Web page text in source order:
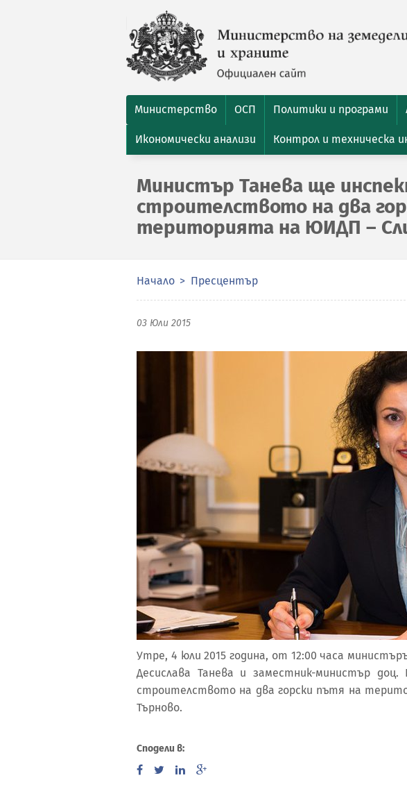
Министерство ОСП Политики и програми
Икономически анализи Контрол и техническа
Министър Танева ще
строителството на два
територията на ЮИДП –
Начало Пресцентър
03 Юли 2015
Утре, 4 юли 2015 година, от 12:00 часа
Десислава Танева и заместник-министър
строителството на два горски пътя на
Търново.
Сподели в: